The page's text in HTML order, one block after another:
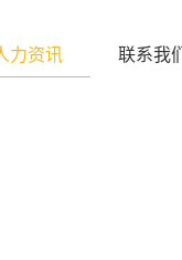
力资讯 联系我们